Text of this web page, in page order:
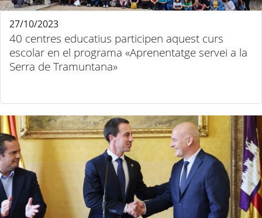
40 centres educatius participen aquest curs
escolar en el programa «Aprenentatge servei a la
Serra de Tramuntana»
27/10/2023